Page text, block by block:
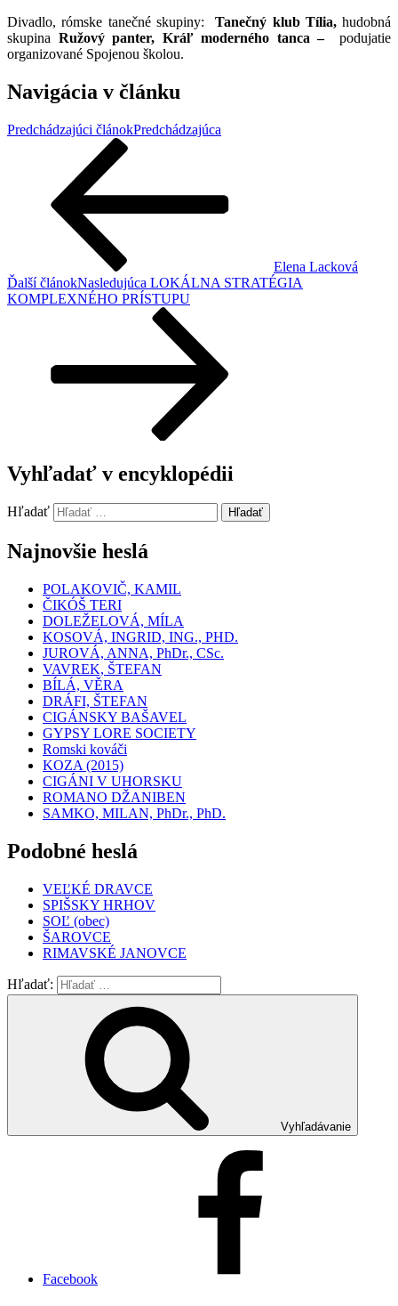
Divadlo, rómske tanečné skupiny:Tanečný klub Tília, hudobná
skupina Ružový panter, Kráľ moderného tanca –
podujatie
organizované Spojenou školou.
Navigácia v článku
Predchádzajúci článokPredchádzajúca
Elena Lacková
Ďalší článokNasledujúca LOKÁLNA STRATÉGIA
KOMPLEXNÉHO PRÍSTUPU
Vyhľadať v encyklopédii
Hľadať Hľadať
Najnovšie heslá
POLAKOVIČ, KAMIL
ČIKÓŠ TERI
DOLEŽELOVÁ, MÍLA
KOSOVÁ, INGRID, ING., PHD.
JUROVÁ, ANNA, PhDr., CSc.
VAVREK, ŠTEFAN
BÍLÁ, VĚRA
DRÁFI, ŠTEFAN
CIGÁNSKY BAŠAVEL
GYPSY LORE SOCIETY
Romski kováči
KOZA (2015)
CIGÁNI V UHORSKU
ROMANO DŽANIBEN
SAMKO, MILAN, PhDr., PhD.
Podobné heslá
VEĽKÉ DRAVCE
SPIŠSKY HRHOV
SOĽ (obec)
ŠAROVCE
RIMAVSKÉ JANOVCE
Hľadať:
Vyhľadávanie
Facebook